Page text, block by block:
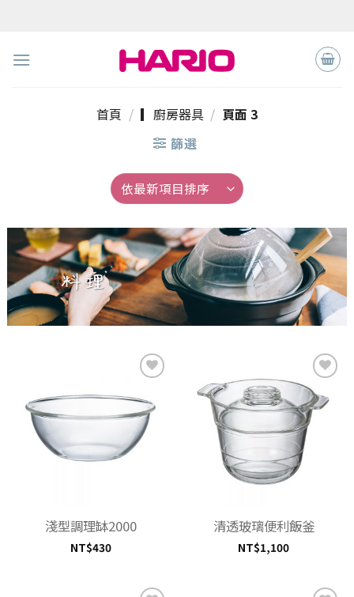
首頁 / ▎廚房器具 / 頁面 3
篩選
「願
望清
單」
淺型調理缽2000
NT$430
「願
望清
清透玻璃便利飯釜
NT$1,100